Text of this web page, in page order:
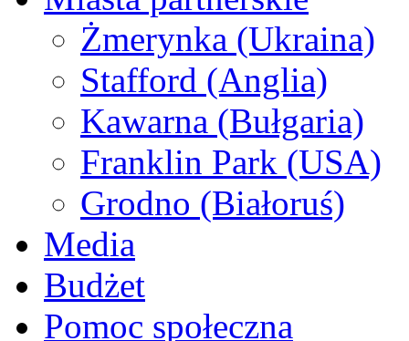
Żmerynka (Ukraina)
Stafford (Anglia)
Kawarna (Bułgaria)
Franklin Park (USA)
Grodno (Białoruś)
Media
Budżet
Pomoc społeczna